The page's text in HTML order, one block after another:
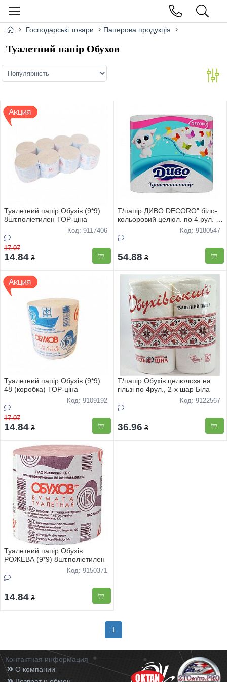
Господарські товари Паперова продукція
Туалетний папір Обухов
Туалетний папір Обухів (9*9)
8шт.поліетилен ТОР-цiна
Код: 9117406
17.07
14.84 ₴
Т/папір ДИВО DECORO" біло-
кольоровий целюл. по 4 рул. 2-
Код: 9180547
54.88 ₴
Туалетний папір Обухів (9*9)
48 (коробка) ТОР-цiна
Код: 9109192
17.07
14.84 ₴
Т/папір Обухів целюлоза на
гільзі по 4рул., 2-х шар Біла
Код: 9122567
36.96 ₴
Туалетний папір Обухів
РОЖЕВА (9*9) 8шт.поліетилен
Код: 9150371
14.84 ₴
1
Контактная информация
О компании